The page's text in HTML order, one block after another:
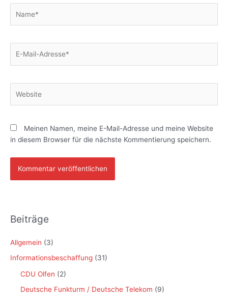
Mail-
Meinen Namen, meine E-Mail-Adresse und meine Website
in diesem Browser für die nächste Kommentierung speichern.
Beiträge
Allgemein (3)
Informationsbeschaffung (31)
CDU Olfen (2)
Deutsche Funkturm / Deutsche Telekom (9)